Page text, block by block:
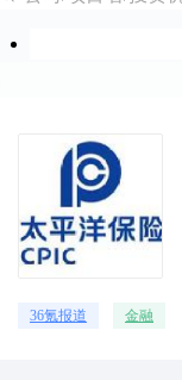
36氪报道 金融